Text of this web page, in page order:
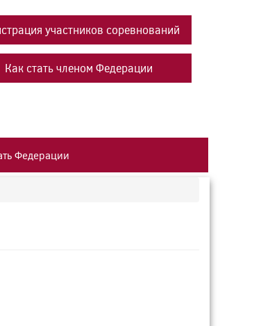
участников соревнований
Как стать членом Федерации
Федерации